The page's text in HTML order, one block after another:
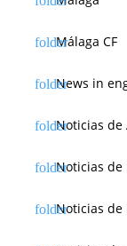
Málaga CF
News in
Noticias de
Noticias de
Noticias